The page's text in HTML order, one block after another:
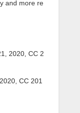
and more re
2020, CC 2
CC 201